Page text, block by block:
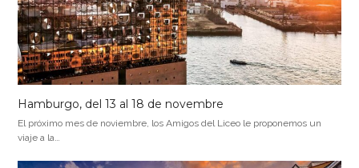
Hamburgo, del 13 al 18 de novembre
El próximo mes de noviembre, los Amigos del Liceo le proponemos un
viaje a la…